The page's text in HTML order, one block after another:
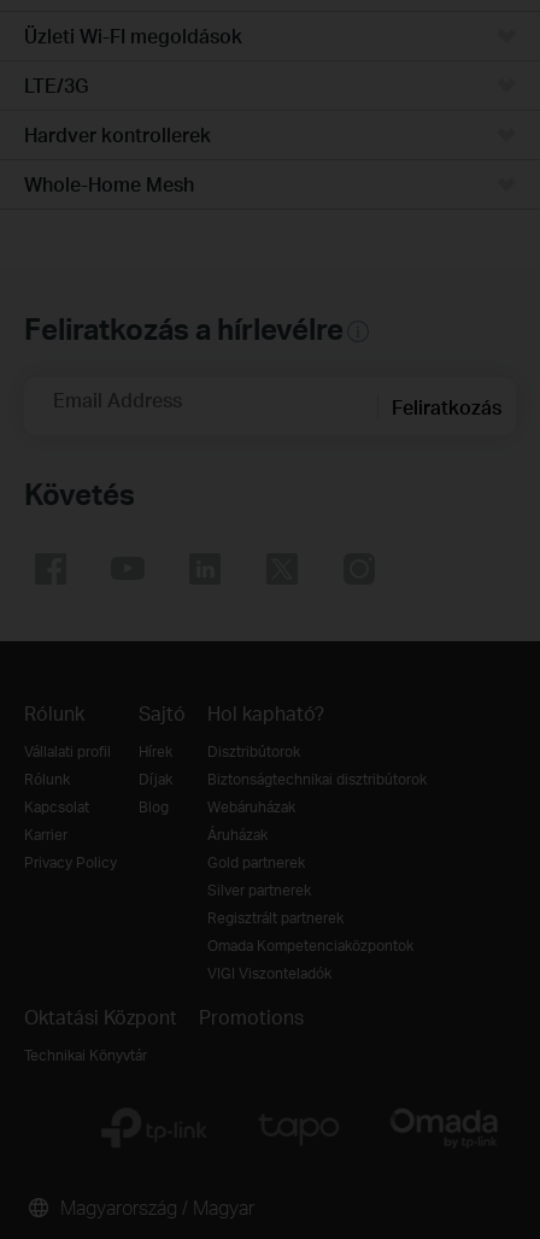
Üzleti Wi-FI megoldások
LTE/3G
Hardver kontrollerek
Whole-Home Mesh
Feliratkozás a hírlevélre
Email Address Feliratkozás
Követés
Rólunk
Vállalati profil
Rólunk
Kapcsolat
Karrier
Privacy Policy
Sajtó
Hírek
Díjak
Blog
Hol kapható?
Disztribútorok
Biztonságtechnikai disztribútorok
Webáruházak
Áruházak
Gold partnerek
Silver partnerek
Regisztrált partnerek
Omada Kompetenciaközpontok
VIGI Viszonteladók
Oktatási Központ
Technikai Könyvtár
Promotions
Magyarország / Magyar